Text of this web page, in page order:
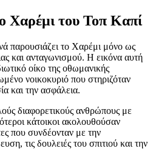
Χαρέμι του Τοπ Καπί
παρουσιάζει το Χαρέμι μόνο ως
και ανταγωνισμού. Η εικόνα αυτή
οίκο της οθωμανικής
νοικοκυριό που στηριζόταν
και την ασφάλεια.
διαφορετικούς ανθρώπους με
κάτοικοι ακολουθούσαν
που συνδέονταν με την
τις δουλειές του σπιτιού και την